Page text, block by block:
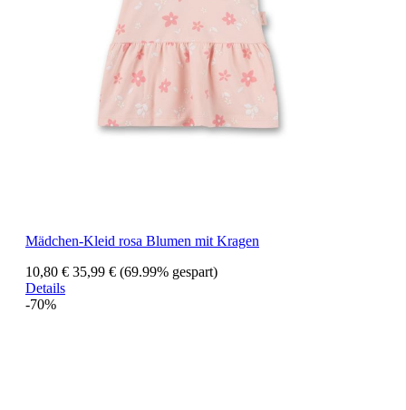
Mädchen-Kleid rosa Blumen mit Kragen
10,80 € 35,99 € (69.99% gespart)
Details
-70%